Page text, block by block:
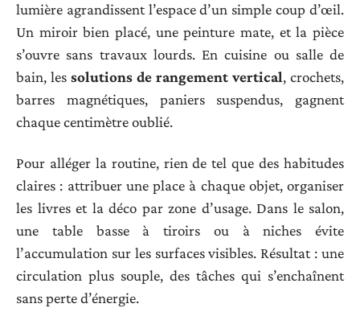
lumière agrandissent l’espace d’un simple coup d’œil.
Un miroir bien placé, une peinture mate, et la pièce
s’ouvre sans travaux lourds. En cuisine ou salle de
bain, les solutions de rangement vertical, crochets,
barres magnétiques, paniers suspendus, gagnent
chaque centimètre oublié.
Pour alléger la routine, rien de tel que des habitudes
claires : attribuer une place à chaque objet, organiser
les livres et la déco par zone d’usage. Dans le salon,
une table basse à tiroirs ou à niches évite
l’accumulation sur les surfaces visibles. Résultat : une
circulation plus souple, des tâches qui s’enchaînent
sans perte d’énergie.